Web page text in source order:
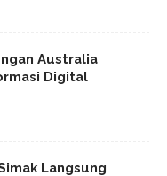
Australia
Digital
Langsung